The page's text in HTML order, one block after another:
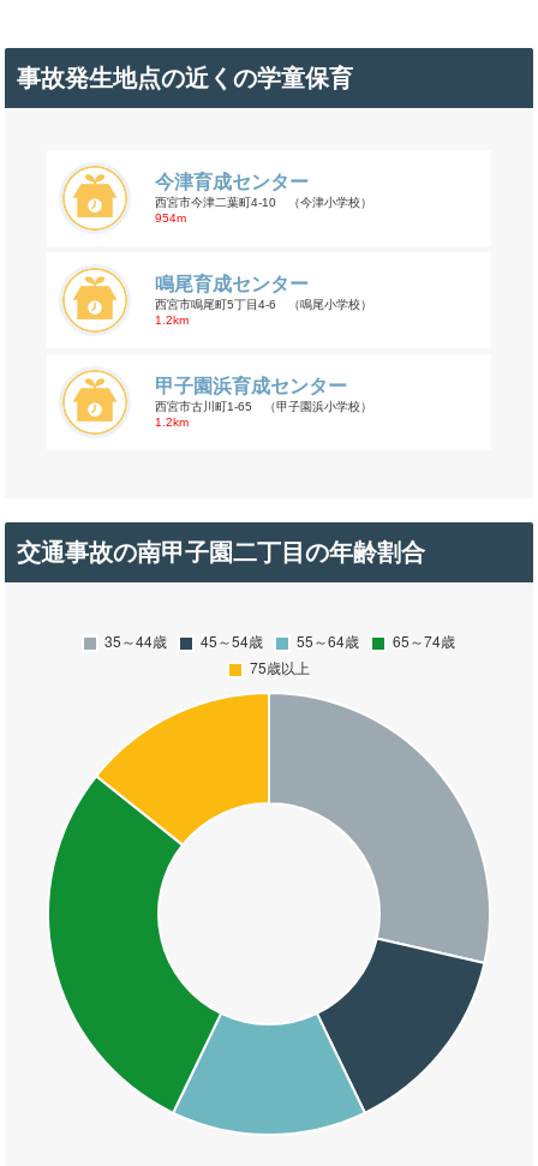
事故発生地点の近くの学童保育
今津育成センター
西宮市今津二葉町4-10 （今津小学校）
954m
鳴尾育成センター
西宮市鳴尾町5丁目4-6 （鳴尾小学校）
1.2km
甲子園浜育成センター
西宮市古川町1-65 （甲子園浜小学校）
1.2km
交通事故の南甲子園二丁目の年齢割合